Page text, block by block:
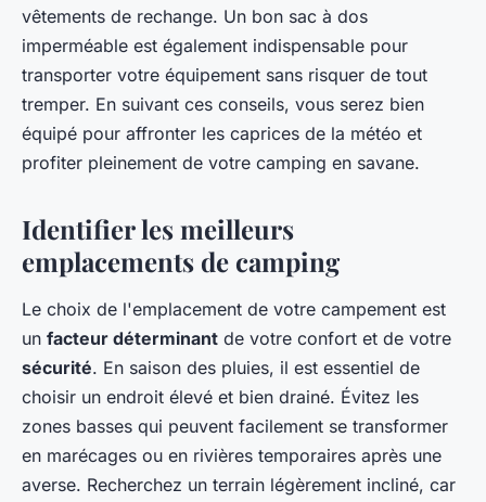
vêtements de rechange. Un bon sac à dos
imperméable est également indispensable pour
transporter votre équipement sans risquer de tout
tremper. En suivant ces conseils, vous serez bien
équipé pour affronter les caprices de la météo et
profiter pleinement de votre camping en savane.
Identifier les meilleurs
emplacements de camping
Le choix de l'emplacement de votre campement est
un facteur déterminant de votre confort et de votre
sécurité. En saison des pluies, il est essentiel de
choisir un endroit élevé et bien drainé. Évitez les
zones basses qui peuvent facilement se transformer
en marécages ou en rivières temporaires après une
averse. Recherchez un terrain légèrement incliné, car